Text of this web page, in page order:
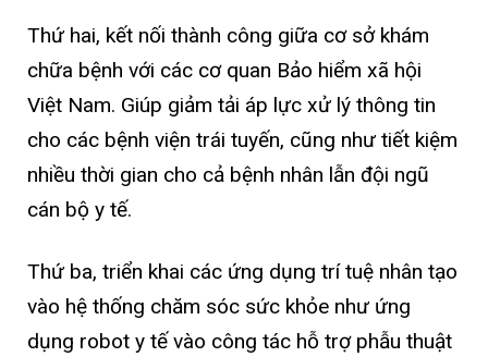
Thứ hai, kết nối thành công giữa cơ sở khám
chữa bệnh với các cơ quan Bảo hiểm xã hội
Việt Nam. Giúp giảm tải áp lực xử lý thông tin
cho các bệnh viện trái tuyến, cũng như tiết kiệm
nhiều thời gian cho cả bệnh nhân lẫn đội ngũ
cán bộ y tế.
Thứ ba, triển khai các ứng dụng trí tuệ nhân tạo
vào hệ thống chăm sóc sức khỏe như ứng
dụng robot y tế vào công tác hỗ trợ phẫu thuật